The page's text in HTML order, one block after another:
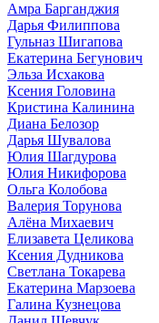
Амра Барганджия
Дарья Филиппова
Гульназ Шигапова
Екатерина Бегунович
Эльза Исхакова
Ксения Головина
Кристина Калинина
Диана Белозор
Дарья Шувалова
Юлия Шагдурова
Юлия Никифорова
Ольга Колобова
Валерия Торунова
Алёна Михаевич
Елизавета Целикова
Ксения Дудникова
Светлана Токарева
Екатерина Марзоева
Галина Кузнецова